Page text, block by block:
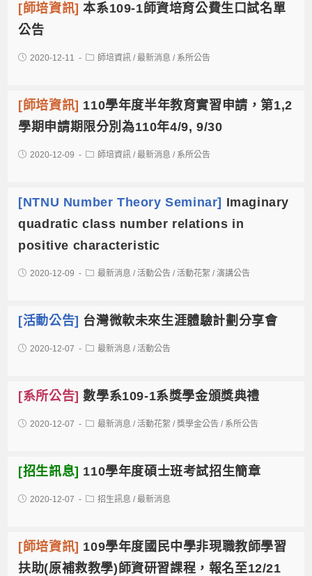
[師培資訊]本系109-1師資培育公費生口試名單
公告
2020-12-11 師培資訊 / 最新消息 / 系所公告
[師培資訊] 110學年度半年教育實習申請，第1,2
學期申請期限分別為110年4/9, 9/30
2020-12-09 師培資訊 / 最新消息 / 系所公告
[NTNU Number Theory Seminar] Imaginary
quadratic class number relations in
positive characteristic
2020-12-09 最新消息 / 活動公告 / 活動花絮 / 演講公告
[活動公告] 台灣微軟未來生涯體驗計劃分享會
2020-12-07 最新消息 / 活動公告
[系所公告]數學系109-1系獎學金頒獎典禮
2020-12-07 最新消息 / 活動花絮 / 獎學金公告 / 系所公告
[招生訊息] 110學年度碩士班考試招生簡章
2020-12-07 招生訊息 / 最新消息
[師培資訊] 109學年度國民中學非現職教師學習
扶助(原補救教學)師資研習課程，報名至12/21